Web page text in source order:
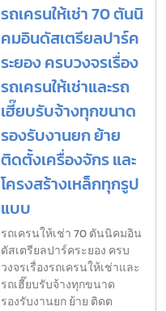
รถเครนให้เช่า 70 ตันนิ
คมอินดัสเตรียลปาร์ค
ระยอง ครบวงจรเรื่อง
รถเครนให้เช่าและรถ
เฮี๊ยบรับจ้างทุกขนาด
รองรับงานยก ย้าย
ติดตั้งเครื่องจักร และ
โครงสร้างเหล็กทุกรูป
แบบ
รถเครนให้เช่า 70 ตันนิคมอิน
ดัสเตรียลปาร์คระยอง ครบ
วงจรเรื่องรถเครนให้เช่าและ
รถเฮี๊ยบรับจ้างทุกขนาด
รองรับงานยก ย้าย ติดต